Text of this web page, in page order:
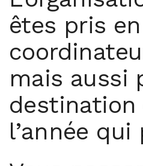
êtes pris
mais aussi
destination
l’année